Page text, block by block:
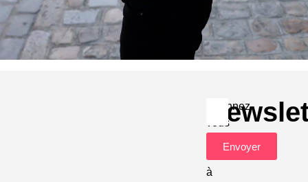
Abonnez-
vous
à
Envoyer